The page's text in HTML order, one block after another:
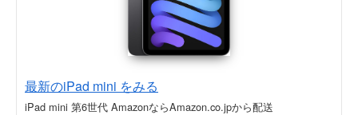
最新のiPad mini をみる
iPad mini 第6世代 AmazonならAmazon.co.jpから配送